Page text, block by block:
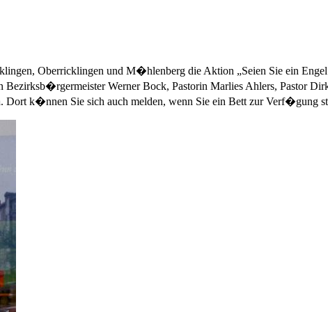
Oberricklingen und M�hlenberg die Aktion „Seien Sie ein
Werner Bock, Pastorin Marlies Ahlers, Pastor
Dort k�nnen Sie sich auch melden, wenn Sie ein Bett zur Verf�gung